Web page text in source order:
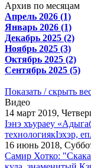
Архив по месяцам
Апрель 2026 (1)
Январь 2026 (1)
Декабрь 2025 (2)
Ноябрь 2025 (3)
Октябрь 2025 (2)
Сентябрь 2025 (5)
Показать / скрыть
Видео
14 март 2019,
Iэнэ хъураеу
технологиякIэхэр,
16 июнь 2018,
Самир Хотко: